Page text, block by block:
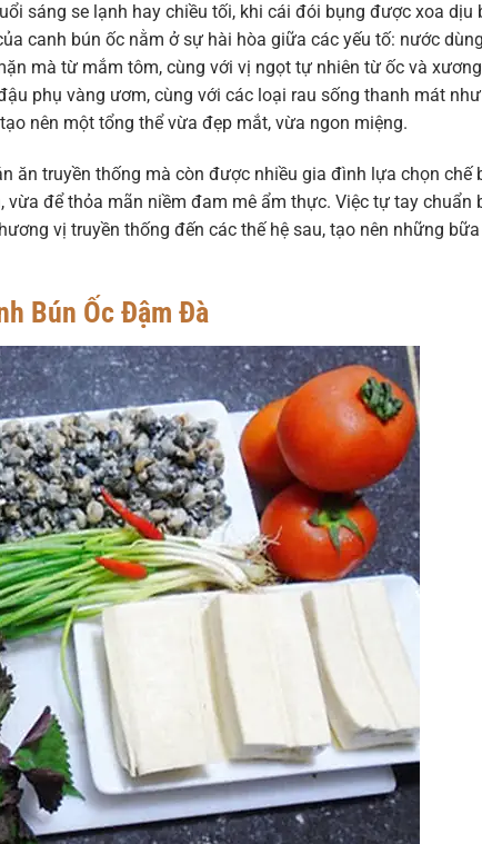
sáng se lạnh hay chiều tối, khi cái đói bụng được xoa dịu
canh bún ốc nằm ở sự hài hòa giữa các yếu tố: nước
mà từ mắm tôm, cùng với vị ngọt tự nhiên từ ốc và xương
phụ vàng ươm, cùng với các loại rau sống thanh mát
nên một tổng thể vừa đẹp mắt, vừa ngon miệng.
ăn truyền thống mà còn được nhiều gia đình lựa chọn chế
để thỏa mãn niềm đam mê ẩm thực. Việc tự tay chuẩn
vị truyền thống đến các thế hệ sau, tạo nên những
Bún Ốc Đậm Đà